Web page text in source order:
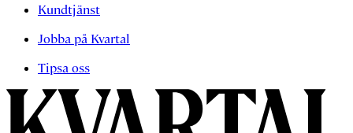
Kundtjänst
Jobba på Kvartal
Tipsa oss